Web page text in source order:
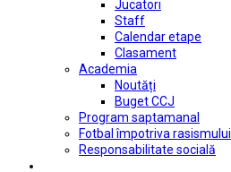
Jucatori
Staff
Calendar etape
Clasament
Academia
Noutăți
Buget CCJ
Program saptamanal
Fotbal împotriva rasismului
Responsabilitate socială